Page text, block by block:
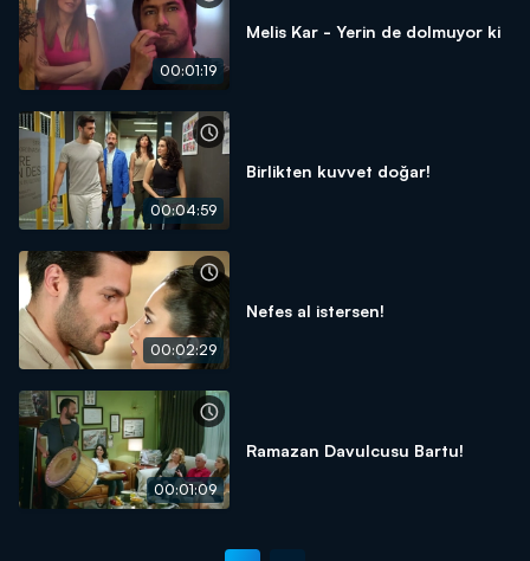
00:01:19
Melis Kar - Yerin de dolmuyor ki
00:04:59
Birlikten kuvvet doğar!
00:02:29
Nefes al istersen!
00:01:09
Ramazan Davulcusu Bartu!